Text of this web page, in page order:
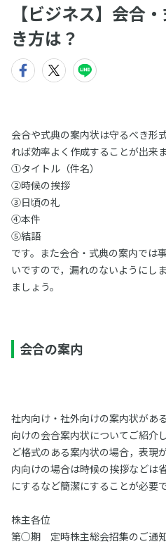
【ビジネス】会合
き方は？
会合や式典の案内状は守るべき形
れば効率よく作成することが出来
①タイトル（件名）
②時候の挨拶
③日頃の礼
④本件
⑤結語
です。また会合・式典の案内では
いですので，漏れのないようにし
ましょう。
会合の案内
社内向け・社外向けの案内状があ
向けの会合案内状についてご紹介
ど格式のある案内状の場合，表現
内向けの場合は時候の挨拶などは
にするなど簡潔にすることが必要で
株主各位
第○期 定時株主総会招集のご通